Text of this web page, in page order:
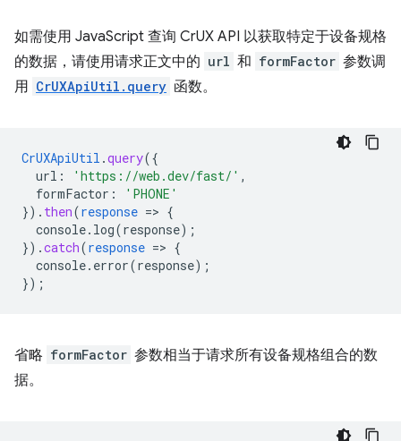
如需使用 JavaScript 查询 CrUX API 以获取特定于设备规格
的数据，请使用请求正文中的 url 和 formFactor 参数调
用 CrUXApiUtil.query 函数。
CrUXApiUtil .query({
url : 'https://web.dev/fast/' ,
formFactor :
'PHONE'
}) . then(response => {
console.log(response) ;
}) .catch(response => {
console.error(response) ;
});
省略 formFactor 参数相当于请求所有设备规格组合的数
据。